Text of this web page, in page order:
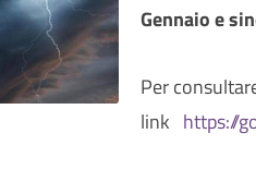
Gennaio e
Per
link https://